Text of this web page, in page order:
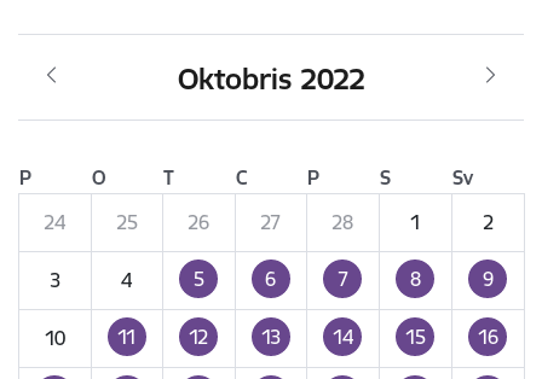
Oktobris 2022
P O T C P S
Sv
24
25 26 27 28 1 2
3 4 5 6 7 8 9
10 11 12 13 14 15 16